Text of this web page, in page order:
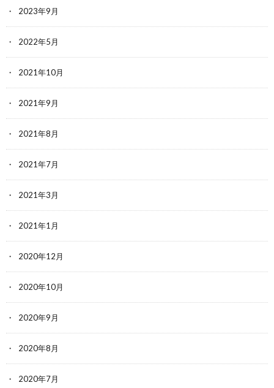
2023年9月
2022年5月
2021年10月
2021年9月
2021年8月
2021年7月
2021年3月
2021年1月
2020年12月
2020年10月
2020年9月
2020年8月
2020年7月